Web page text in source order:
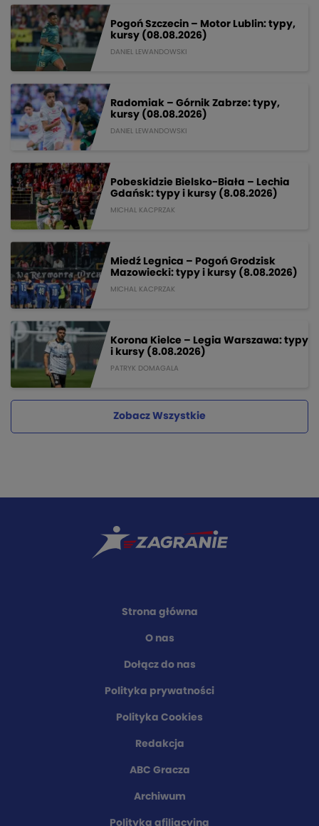
Pogoń Szczecin – Motor Lublin: typy,
kursy (08.08.2026)
DANIEL LEWANDOWSKI
Radomiak – Górnik Zabrze: typy,
kursy (08.08.2026)
DANIEL LEWANDOWSKI
Pobeskidzie Bielsko-Biała – Lechia
Gdańsk: typy i kursy (8.08.2026)
MICHAL KACPRZAK
Miedź Legnica – Pogoń Grodzisk
Mazowiecki: typy i kursy (8.08.2026)
MICHAL KACPRZAK
Korona Kielce – Legia Warszawa: typy
i kursy (8.08.2026)
PATRYK DOMAGALA
Zobacz Wszystkie
Strona główna
O nas
Dołącz do nas
Polityka prywatności
Polityka Cookies
Redakcja
ABC Gracza
Archiwum
Polityka afiliacyjna